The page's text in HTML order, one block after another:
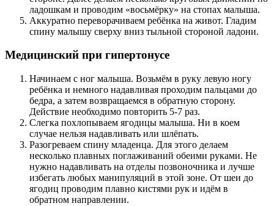
ладошкам и проводим «восьмёрку» на стопах малыша.
Аккуратно переворачиваем ребёнка на живот. Гладим
спину малышу сверху вниз тыльной стороной ладони.
Медицинский при гипертонусе
Начинаем с ног малыша. Возьмём в руку левую ногу
ребёнка и немного надавливая проходим пальцами до
бедра, а затем возвращаемся в обратную сторону.
Действие необходимо повторить 5-7 раз.
Слегка похлопываем ягодицы малыша. Ни в коем
случае нельзя надавливать или шлёпать.
Разогреваем спину младенца. Для этого делаем
несколько плавных поглаживаний обеими руками. Не
нужно надавливать на отделы позвоночника и лучше
избегать любых манипуляций в этой зоне. От шеи до
ягодиц проводим плавно кистями рук и идём в
обратном направлении.